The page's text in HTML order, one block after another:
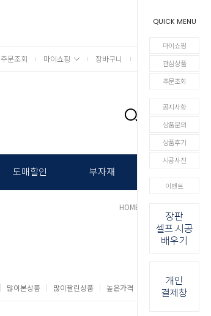
QUICK MENU
마이쇼핑
관심상품
주문조회
공지사항
상품문의
상품후기
시공사진
이벤트
주문조회 마이쇼핑 장바구니
0
도매할인 부자재
HOME
많이본상품 많이팔린상품 높은가격 낮은가격